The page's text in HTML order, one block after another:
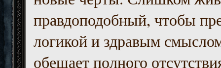
правдоподобный, чтобы
логикой и здравым
обещает полного